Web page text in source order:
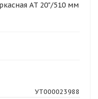
AT 20"/510 мм
УТ000023988